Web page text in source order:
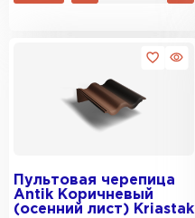
Пультовая черепица
Antik Коричневый
(осенний лист) Kriastak